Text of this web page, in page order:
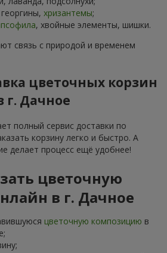
хризантемы;
, хвойные элементы, шишки.
связь с природой и временем
цветочных корзин
г. Дачное
полный сервис доставки по
корзину легко и быстро. А
делает процесс ещё удобнее!
цветочную
в г. Дачное
цветочную композицию в